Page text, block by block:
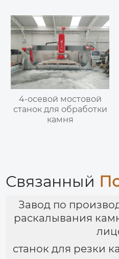
4-осевой мостовой
станок для обработки
камня
Связанный
Завод по
раскалывания
станок для резки